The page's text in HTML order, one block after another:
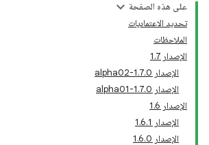
على هذه الصفحة
تحديد الاعتماديات
الملاحظات
الإصدار 1.7
‫الإصدار 1.7.0-alpha02
‫الإصدار 1.7.0-alpha01
الإصدار 1.6
الإصدار 1.6.1
الإصدار 1.6.0